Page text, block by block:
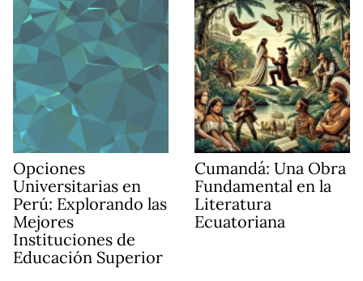
Opciones
Universitarias en
Perú: Explorando las
Mejores
Instituciones de
Educación Superior
Cumandá: Una Obra
Fundamental en la
Literatura
Ecuatoriana